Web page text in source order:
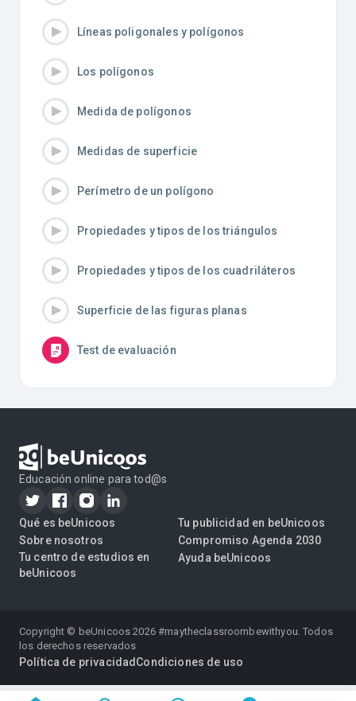
Líneas poligonales y polígonos
Los polígonos
Medida de polígonos
Medidas de superficie
Perímetro de un polígono
Propiedades y tipos de los triángulos
Propiedades y tipos de los cuadriláteros
Superficie de las figuras planas
Test de evaluación
Educación online para tod@s
Qué es beUnicoos
Sobre nosotros
Tu centro de estudios en
beUnicoos
Tu publicidad en beUnicoos
Compromiso Agenda 2030
Ayuda beUnicoos
Copyright © beUnicoos2026#maytheclassroombewithyou. Todos
los derechos reservados
Política de privacidad Condiciones de uso